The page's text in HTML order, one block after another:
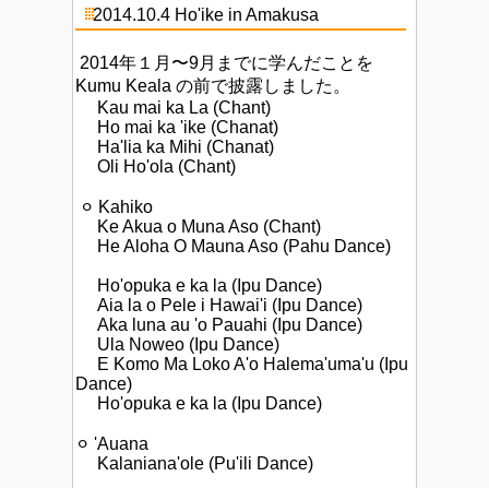
2014.10.4 Ho'ike in Amakusa
2014年１月〜9月までに学んだことを
Kumu Keala の前で披露しました。
Kau mai ka La (Chant)
Ho mai ka 'ike (Chanat)
Ha'lia ka Mihi (Chanat)
Oli Ho'ola (Chant)
⚪︎ Kahiko
Ke Akua o Muna Aso (Chant)
He Aloha O Mauna Aso (Pahu Dance)
Ho'opuka e ka la (Ipu Dance)
Aia la o Pele i Hawai'i (Ipu Dance)
Aka luna au 'o Pauahi (Ipu Dance)
Ula Noweo (Ipu Dance)
E Komo Ma Loko A'o Halema'uma'u (Ipu
Dance)
Ho'opuka e ka la (Ipu Dance)
⚪︎ 'Auana
Kalaniana'ole (Pu'ili Dance)